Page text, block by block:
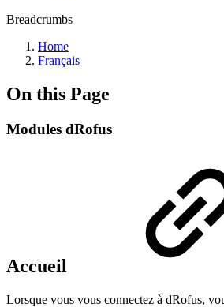
Breadcrumbs
Home
Français
On this Page
Modules dRofus
Accueil
Lorsque vous vous connectez à dRofus,